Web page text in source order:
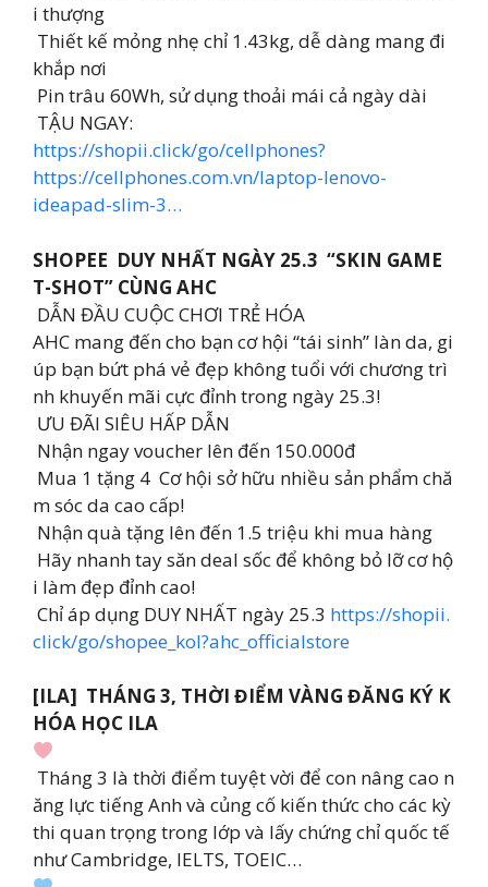
i thượng
Thiết kế mỏng nhẹ chỉ 1.43kg, dễ dàng mang đi
khắp nơi
Pin trâu 60Wh, sử dụng thoải mái cả ngày dài
TẬU NGAY:
https://shopii.click/go/cellphones?
https://cellphones.com.vn/laptop-lenovo-
ideapad-slim-3…
SHOPEE DUY NHẤT NGÀY 25.3 “SKIN GAME
T-SHOT” CÙNG AHC
DẪN ĐẦU CUỘC CHƠI TRẺ HÓA
AHC mang đến cho bạn cơ hội “tái sinh” làn da, gi
úp bạn bứt phá vẻ đẹp không tuổi với chương trì
nh khuyến mãi cực đỉnh trong ngày 25.3!
ƯU ĐÃI SIÊU HẤP DẪN
Nhận ngay voucher lên đến 150.000đ
Mua 1 tặng 4 Cơ hội sở hữu nhiều sản phẩm chă
m sóc da cao cấp!
Nhận quà tặng lên đến 1.5 triệu khi mua hàng
Hãy nhanh tay săn deal sốc để không bỏ lỡ cơ hộ
i làm đẹp đỉnh cao!
Chỉ áp dụng DUY NHẤT ngày 25.3 https://shopii.
click/go/shopee_kol?ahc_officialstore
[ILA] THÁNG 3, THỜI ĐIỂM VÀNG ĐĂNG KÝ K
HÓA HỌC ILA
Tháng 3 là thời điểm tuyệt vời để con nâng cao n
ăng lực tiếng Anh và củng cố kiến thức cho các kỳ
thi quan trọng trong lớp và lấy chứng chỉ quốc tế
như Cambridge, IELTS, TOEIC…